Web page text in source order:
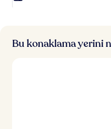
Bu konaklama yerini